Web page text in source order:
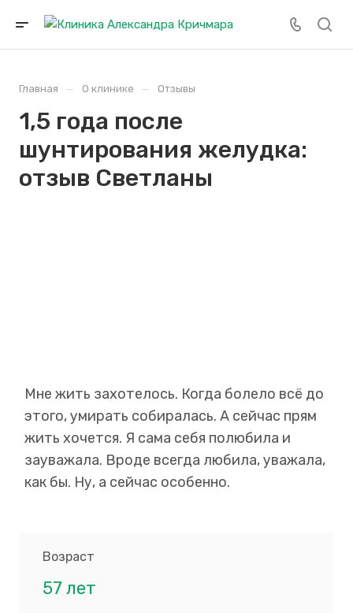
Главная — О клинике — Отзывы
1,5 года после
шунтирования желудка:
отзыв Светланы
Мне жить захотелось. Когда болело всё до
этого, умирать собиралась. А сейчас прям
жить хочется. Я сама себя полюбила и
зауважала. Вроде всегда любила, уважала,
как бы. Ну, а сейчас особенно.
Возраст
57 лет